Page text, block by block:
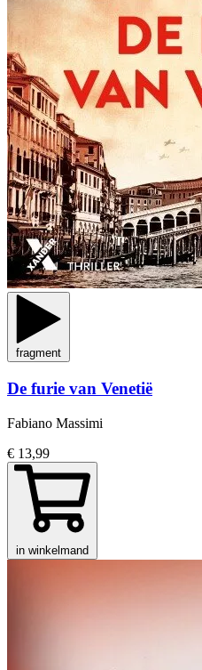
fragment
De furie van Venetië
Fabiano Massimi
€ 13,99
in winkelmand